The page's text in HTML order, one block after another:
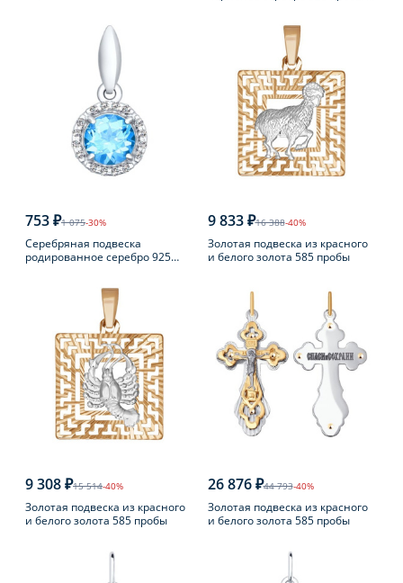
753 ₽1 075-30%
Серебряная подвеска
родированное серебро 925
9 833 ₽16 388-40%
Золотая подвеска из красного
и белого золота 585 пробы
9 308 ₽15 514-40%
Золотая подвеска из красного
и белого золота 585 пробы
26 876 ₽44 793-40%
Золотая подвеска из красного
и белого золота 585 пробы